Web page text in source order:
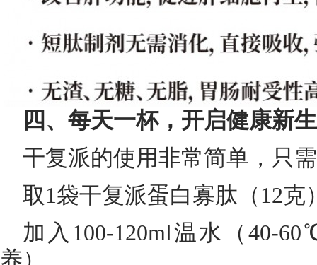
四、每天一杯，开启健康新
干复派的使用非常简单，只
取1袋干复派蛋白寡肽（12克
加入100-120ml温水（40-
养）